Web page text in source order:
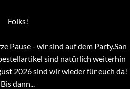
Folks!
Pause - wir sind auf dem Party.San
sind natürlich weiterhin
2026 sind wir wieder für euch da!
Bis dann...